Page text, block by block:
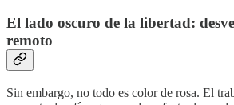
El lado oscuro de la libertad:
remoto
Sin embargo, no todo es color de rosa. El